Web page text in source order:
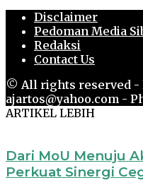
Disclaimer
Pedoman Media
Redaksi
Contact Us
© All rights reserved -
ajartos@yahoo.com -
ARTIKEL LEBIH
Dari MoU Menuju
Perkuat Sinergi